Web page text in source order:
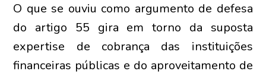
O que se ouviu como argumento de defesa
do artigo 55 gira em torno da suposta
expertise de cobrança das instituições
financeiras públicas e do aproveitamento de